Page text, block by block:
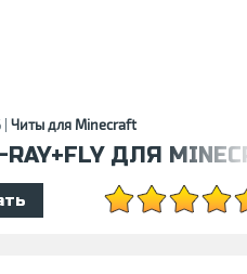
Читы для Minecraft
ДЛЯ